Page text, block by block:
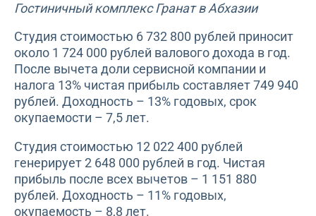
Гостиничный комплекс Гранат в Абхазии
Студия стоимостью 6 732 800 рублей приносит
около 1 724 000 рублей валового дохода в год.
После вычета доли сервисной компании и
налога 13% чистая прибыль составляет 749 940
рублей. Доходность – 13% годовых, срок
окупаемости – 7,5 лет.
Студия стоимостью 12 022 400 рублей
генерирует 2 648 000 рублей в год. Чистая
прибыль после всех вычетов – 1 151 880
рублей. Доходность – 11% годовых,
окупаемость – 8,8 лет.